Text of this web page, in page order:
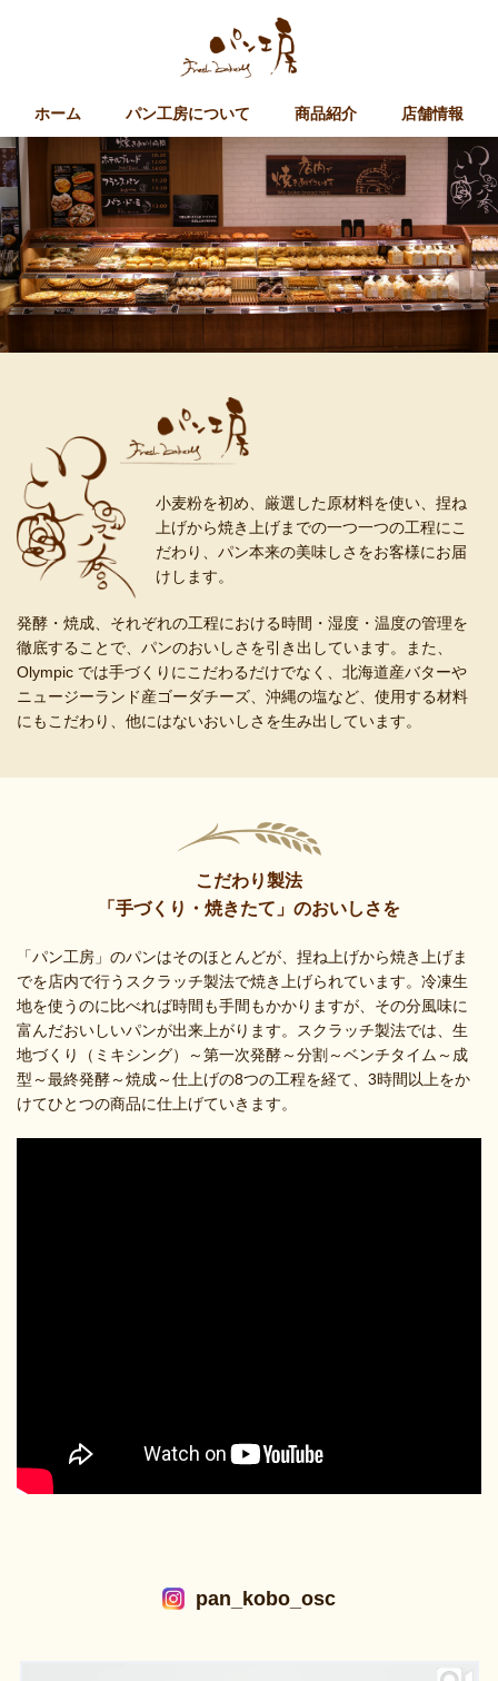
ホーム パン工房について 商品紹介 店舗情報
小麦粉を初め、厳選した原材料を使い、捏ね
上げから焼き上げまでの一つ一つの工程にこ
だわり、パン本来の美味しさをお客様にお届
けします。
発酵・焼成、それぞれの工程における時間・湿度・温度の管理を
徹底することで、パンのおいしさを引き出しています。また、
Olympic では手づくりにこだわるだけでなく、北海道産バターや
ニュージーランド産ゴーダチーズ、沖縄の塩など、使用する材料
にもこだわり、他にはないおいしさを生み出しています。
こだわり製法
「手づくり・焼きたて」のおいしさを
「パン工房」のパンはそのほとんどが、捏ね上げから焼き上げま
でを店内で行うスクラッチ製法で焼き上げられています。冷凍生
地を使うのに比べれば時間も手間もかかりますが、その分風味に
富んだおいしいパンが出来上がります。スクラッチ製法では、生
地づくり（ミキシング）～第一次発酵～分割～ベンチタイム～成
型～最終発酵～焼成～仕上げの8つの工程を経て、3時間以上をか
けてひとつの商品に仕上げていきます。
pan_kobo_osc